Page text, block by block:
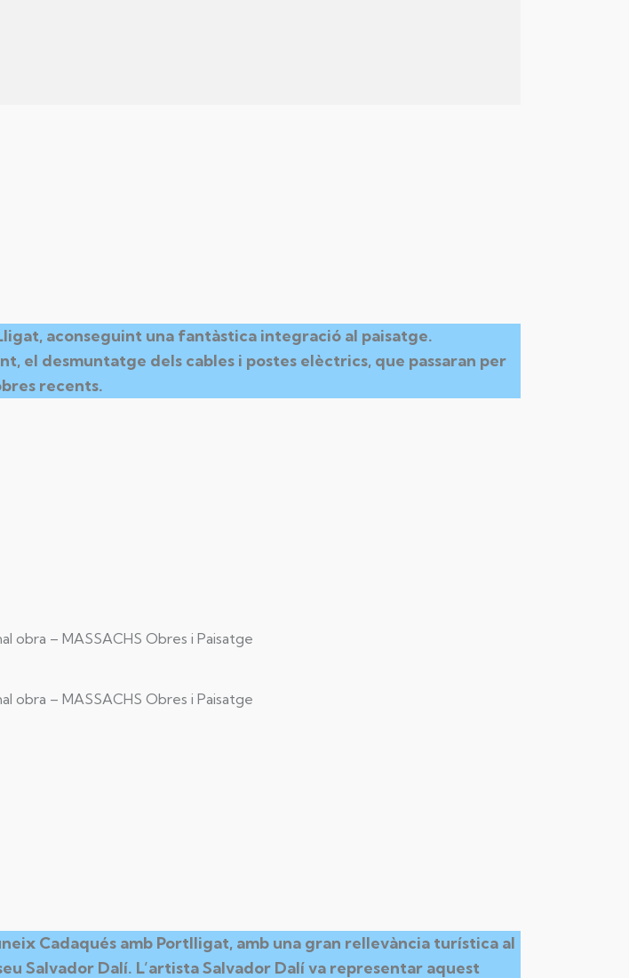
aconseguint una fantàstica integració al paisatge.
el desmuntatge dels cables i postes elèctrics, que passaran per
recents.
obra – MASSACHS Obres i Paisatge
obra – MASSACHS Obres i Paisatge
Cadaqués amb Portlligat, amb una gran rellevància turística al
Salvador Dalí. L’artista Salvador Dalí va representar aquest